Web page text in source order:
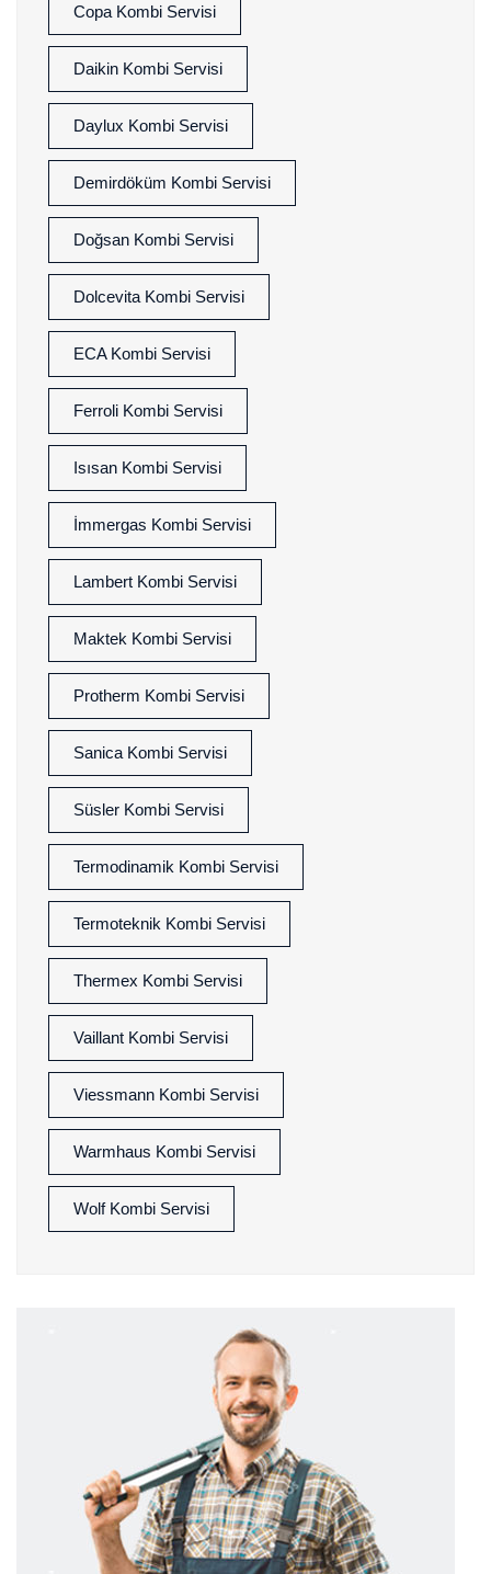
Copa Kombi Servisi
Daikin Kombi Servisi
Daylux Kombi Servisi
Demirdöküm Kombi Servisi
Doğsan Kombi Servisi
Dolcevita Kombi Servisi
ECA Kombi Servisi
Ferroli Kombi Servisi
Isısan Kombi Servisi
İmmergas Kombi Servisi
Lambert Kombi Servisi
Maktek Kombi Servisi
Protherm Kombi Servisi
Sanica Kombi Servisi
Süsler Kombi Servisi
Termodinamik Kombi Servisi
Termoteknik Kombi Servisi
Thermex Kombi Servisi
Vaillant Kombi Servisi
Viessmann Kombi Servisi
Warmhaus Kombi Servisi
Wolf Kombi Servisi